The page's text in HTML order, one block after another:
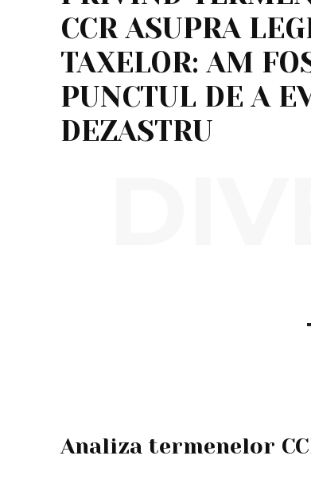
CCR ASUPRA
TAXELOR: AM
PUNCTUL DE A
DEZASTRU
Analiza termenelor